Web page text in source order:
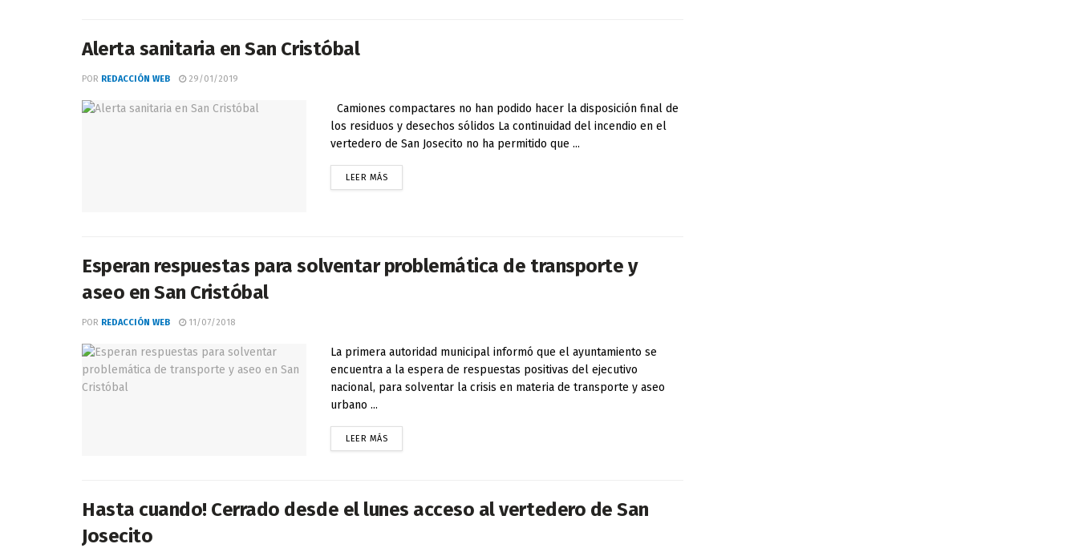
Alerta sanitaria en San Cristóbal
POR REDACCIÓN WEB 29/01/2019
Camiones compactares no han podido hacer la disposición final de
los residuos y desechos sólidos La continuidad del incendio en el
vertedero de San Josecito no ha permitido que ...
LEER MÁS
Esperan respuestas para solventar problemática de transporte y
aseo en San Cristóbal
POR REDACCIÓN WEB 11/07/2018
La primera autoridad municipal informó que el ayuntamiento se
encuentra a la espera de respuestas positivas del ejecutivo
nacional, para solventar la crisis en materia de transporte y aseo
urbano ...
LEER MÁS
Hasta cuando! Cerrado desde el lunes acceso al vertedero de San
Josecito